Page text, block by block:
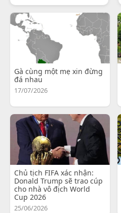
Gà cùng một mẹ xin đừng
đá nhau
17/07/2026
Chủ tịch FIFA xác nhận:
Donald Trump sẽ trao cúp
cho nhà vô địch World
Cup 2026
25/06/2026